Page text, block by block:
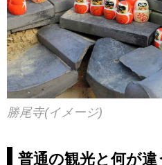
勝尾寺(イメージ)
普通の観光と何が